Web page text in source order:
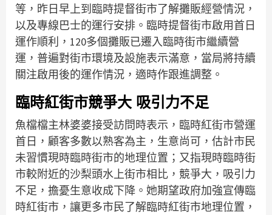
等，昨日早上到臨時提督街市了解攤販經營情況，
以及專線巴士的運行安排。臨時提督街市啟用首日
運作順利，120多個攤販已遷入臨時街市繼續營
運，普遍對街市環境及設施表示滿意，當局將持續
關注啟用後的運作情況，適時作跟進調整。
臨時紅街市競爭大 吸引力不足
魚檔檔主林婆婆接受訪問時表示，臨時紅街市營運
首日，顧客多數以熟客為主，生意尚可，估計市民
未習慣現時臨時街市的地理位置；又指現時臨時街
市較附近的沙梨頭水上街市相比，競爭大，吸引力
不足，擔憂生意收成下降。她期望政府加強宣傳臨
時紅街市，讓更多市民了解臨時紅街市地理位置，